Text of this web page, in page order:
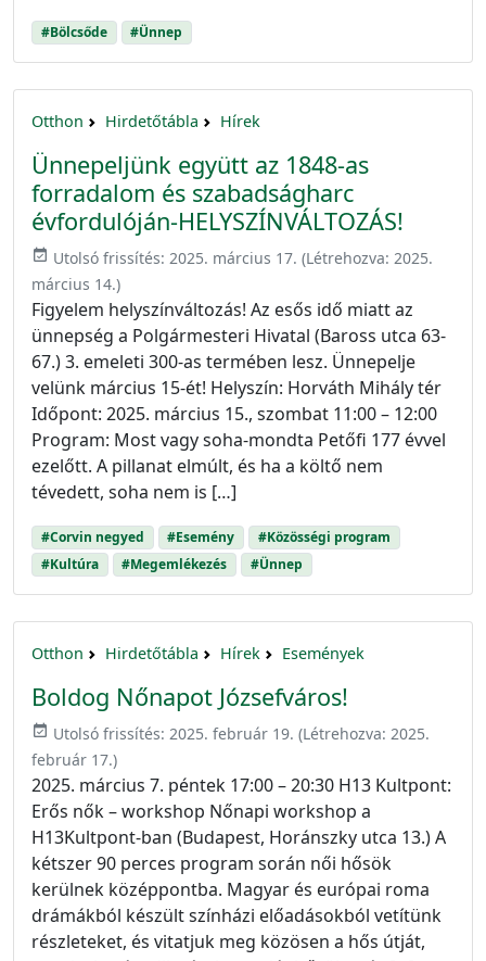
#Bölcsőde #Ünnep
Otthon Hirdetőtábla Hírek
Ünnepeljünk együtt az 1848-as
forradalom és szabadságharc
évfordulóján-HELYSZÍNVÁLTOZÁS!
event_available Utolsó frissítés: 2025. március 17. (Létrehozva: 2025.
március 14.)
Figyelem helyszínváltozás! Az esős idő miatt az
ünnepség a Polgármesteri Hivatal (Baross utca 63-
67.) 3. emeleti 300-as termében lesz. Ünnepelje
velünk március 15-ét! Helyszín: Horváth Mihály tér
Időpont: 2025. március 15., szombat 11:00 – 12:00
Program: Most vagy soha-mondta Petőfi 177 évvel
ezelőtt. A pillanat elmúlt, és ha a költő nem
tévedett, soha nem is […]
#Corvin negyed #Esemény
#Közösségi program
#Kultúra
#Megemlékezés #Ünnep
Otthon Hirdetőtábla Hírek Események
Boldog Nőnapot Józsefváros!
event_available Utolsó frissítés: 2025. február 19. (Létrehozva: 2025.
február 17.)
2025. március 7. péntek 17:00 – 20:30 H13 Kultpont:
Erős nők – workshop Nőnapi workshop a
H13Kultpont-ban (Budapest, Horánszky utca 13.) A
kétszer 90 perces program során női hősök
kerülnek középpontba. Magyar és európai roma
drámákból készült színházi előadásokból vetítünk
részleteket, és vitatjuk meg közösen a hős útját,